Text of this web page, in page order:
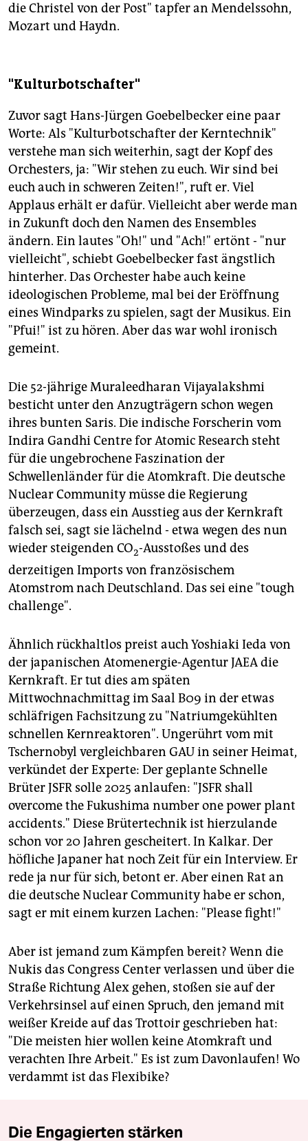
die Christel von der Post" tapfer an Mendelssohn,
Mozart und Haydn.
"Kulturbotschafter"
Zuvor sagt Hans-Jürgen Goebelbecker eine paar
Worte: Als "Kulturbotschafter der Kerntechnik"
verstehe man sich weiterhin, sagt der Kopf des
Orchesters, ja: "Wir stehen zu euch. Wir sind bei
euch auch in schweren Zeiten!", ruft er. Viel
Applaus erhält er dafür. Vielleicht aber werde man
in Zukunft doch den Namen des Ensembles
ändern. Ein lautes "Oh!" und "Ach!" ertönt - "nur
vielleicht", schiebt Goebelbecker fast ängstlich
hinterher. Das Orchester habe auch keine
ideologischen Probleme, mal bei der Eröffnung
eines Windparks zu spielen, sagt der Musikus. Ein
"Pfui!" ist zu hören. Aber das war wohl ironisch
gemeint.
Die 52-jährige Muraleedharan Vijayalakshmi
besticht unter den Anzugträgern schon wegen
ihres bunten Saris. Die indische Forscherin vom
Indira Gandhi Centre for Atomic Research steht
für die ungebrochene Faszination der
Schwellenländer für die Atomkraft. Die deutsche
Nuclear Community müsse die Regierung
überzeugen, dass ein Ausstieg aus der Kernkraft
falsch sei, sagt sie lächelnd - etwa wegen des nun
wieder steigenden CO2-Ausstoßes und des
derzeitigen Imports von französischem
Atomstrom nach Deutschland. Das sei eine "tough
challenge".
Ähnlich rückhaltlos preist auch Yoshiaki Ieda von
der japanischen Atomenergie-Agentur JAEA die
Kernkraft. Er tut dies am späten
Mittwochnachmittag im Saal B09 in der etwas
schläfrigen Fachsitzung zu "Natriumgekühlten
schnellen Kernreaktoren". Ungerührt vom mit
Tschernobyl vergleichbaren GAU in seiner Heimat,
verkündet der Experte: Der geplante Schnelle
Brüter JSFR solle 2025 anlaufen: "JSFR shall
overcome the Fukushima number one power plant
accidents." Diese Brütertechnik ist hierzulande
schon vor 20 Jahren gescheitert. In Kalkar. Der
höfliche Japaner hat noch Zeit für ein Interview. Er
rede ja nur für sich, betont er. Aber einen Rat an
die deutsche Nuclear Community habe er schon,
sagt er mit einem kurzen Lachen: "Please fight!"
Aber ist jemand zum Kämpfen bereit? Wenn die
Nukis das Congress Center verlassen und über die
Straße Richtung Alex gehen, stoßen sie auf der
Verkehrsinsel auf einen Spruch, den jemand mit
weißer Kreide auf das Trottoir geschrieben hat:
"Die meisten hier wollen keine Atomkraft und
verachten Ihre Arbeit." Es ist zum Davonlaufen! Wo
verdammt ist das Flexibike?
Die Engagierten stärken